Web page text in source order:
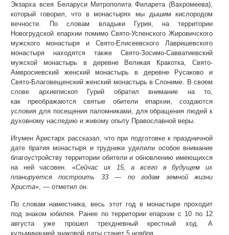
Экзарха всея Беларуси Митрополита Филарета (Вахромеева),
который говорил, что в монастырях мы дышим кислородом
вечности. По словам владыки Гурия, на территории
Новогрудской епархии помимо Свято-Успенского Жировичского
мужского монастыря и Свято-Елисеевского Лавришевского
монастыря находятся также Свято-Зосимо-Савватиевский
мужской монастырь в деревне Великая Кракотка, Свято-
Амвросиевский женский монастырь в деревне Русаково и
Свято-Благовещенский женский монастырь в Слониме. В своем
слове архиепископ Гурий обратил внимание на то,
как преображаются святые обители епархии, создаются
условия для посещения паломниками, для обращения людей к
духовному наследию и живому опыту Православной веры.
Игумен Аристарх рассказал, что при подготовке к праздничной
дате братия монастыря и трудники уделили особое внимание
благоустройству территории обители и обновлению имеющихся
на ней часовен. «Сейчас их 15, а всего в будущем их
планируется построить 33 — по годам земной жизни
Христа», — отметил он.
По словам наместника, весь этот год в монастыре проходит
под знаком юбилея. Ранее по территории епархии с 10 по 12
августа уже прошел трехдневный крестный ход. А
кульминацией знаковой даты станет 5 ноября.